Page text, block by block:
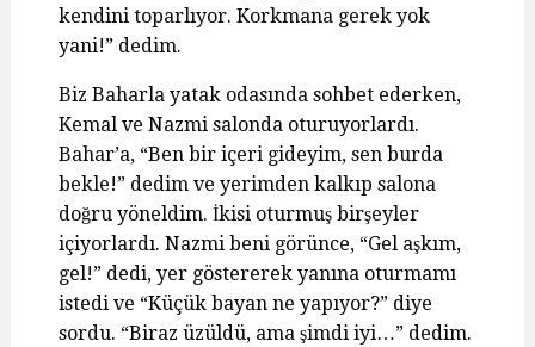
kendini toparlıyor. Korkmana gerek yok
yani!” dedim.
Biz Baharla yatak odasında sohbet ederken,
Kemal ve Nazmi salonda oturuyorlardı.
Bahar’a, “Ben bir içeri gideyim, sen burda
bekle!” dedim ve yerimden kalkıp salona
doğru yöneldim. İkisi oturmuş birşeyler
içiyorlardı. Nazmi beni görünce, “Gel aşkım,
gel!” dedi, yer göstererek yanına oturmamı
istedi ve “Küçük bayan ne yapıyor?” diye
sordu. “Biraz üzüldü, ama şimdi iyi…” dedim.